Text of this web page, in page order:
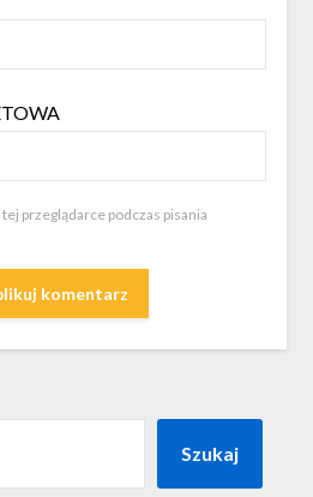
przeglądarce podczas pisania
Szukaj